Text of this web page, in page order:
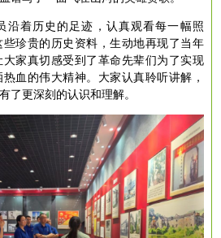
沿着历史的足迹，认真观看每一幅照
珍贵的历史资料，生动地再现了当年
家真切感受到了革命先辈们为了实现
血的伟大精神。大家认真聆听讲解，
了更深刻的认识和理解。